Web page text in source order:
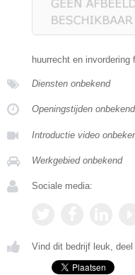
huurrecht en invordering
Diensten onbekend
Openingstijden onbekend
Introductie video
Werkgebied onbekend
Sociale media:
Vind dit bedrijf leuk,